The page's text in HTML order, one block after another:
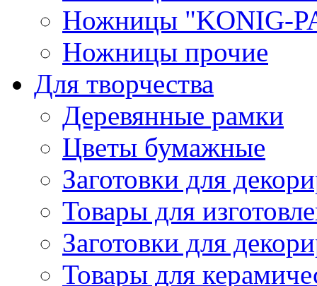
Ножницы "KONIG-
Ножницы прочие
Для творчества
Деревянные рамки
Цветы бумажные
Заготовки для
Товары для
Заготовки для
Товары для